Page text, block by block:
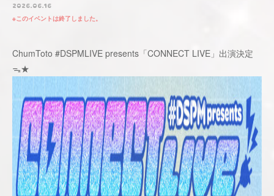
2026.06.16
このイベントは終了しました。
ChumToto #DSPMLIVE presents「CONNECT LIVE」出演決定
ᯓ★